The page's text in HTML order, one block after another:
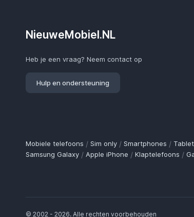
NieuweMobiel.NL
Heb je een vraag? Neem contact op
Hulp en ondersteuning
Mobiele telefoons / Sim only / Smartphones /
Samsung Galaxy / Apple iPhone / Klaptelefoons /
© 2002 - 2026. Alle rechten voorbehouden